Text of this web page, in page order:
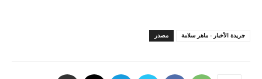
مصدر جريدة الأخبار - ماهر سلامة